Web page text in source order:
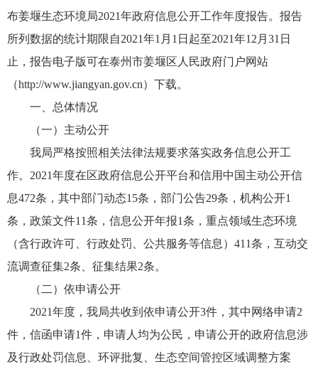
布姜堰生态环境局2021年政府信息公开工作年度报告。报告
所列数据的统计期限自2021年1月1日起至2021年12月31日
止，报告电子版可在泰州市姜堰区人民政府门户网站
（http://www.jiangyan.gov.cn）下载。
一、总体情况
（一）主动公开
我局严格按照相关法律法规要求落实政务信息公开工
作。2021年度在区政府信息公开平台和信用中国主动公开信
息472条，其中部门动态15条，部门公告29条，机构公开1
条，政策文件11条，信息公开年报1条，重点领域生态环境
（含行政许可、行政处罚、公共服务等信息）411条，互动交
流调查征集2条、征集结果2条。
（二）依申请公开
2021年度，我局共收到依申请公开3件，其中网络申请2
件，信函申请1件，申请人均为公民，申请公开的政府信息涉
及行政处罚信息、环评批复、生态空间管控区域调整方案